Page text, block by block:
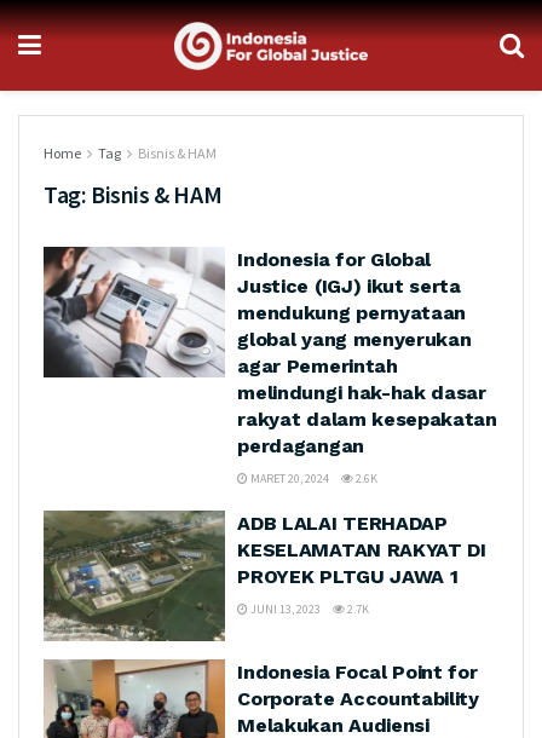
Home Tag Bisnis & HAM
Tag: Bisnis & HAM
Indonesia for Global
Justice (IGJ) ikut serta
mendukung pernyataan
global yang menyerukan
agar Pemerintah
melindungi hak-hak dasar
rakyat dalam kesepakatan
perdagangan
MARET 20, 2024 2.6K
ADB LALAI TERHADAP
KESELAMATAN RAKYAT DI
PROYEK PLTGU JAWA 1
JUNI 13, 2023 2.7K
Indonesia Focal Point for
Corporate Accountability
Melakukan Audiensi